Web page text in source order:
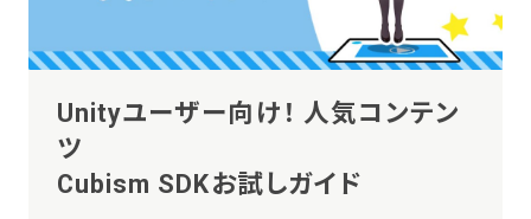
Unityユーザー向け！ 人気コンテン
ツ
Cubism SDKお試しガイド